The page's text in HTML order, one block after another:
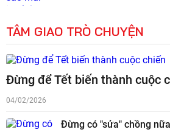
TÂM GIAO TRÒ CHUYỆN
Đừng để Tết biến thành cuộc
04/02/2026
Đừng có "sửa" chồng nữa